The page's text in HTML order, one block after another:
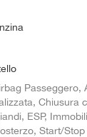
Chiusura
ESP,
Start/